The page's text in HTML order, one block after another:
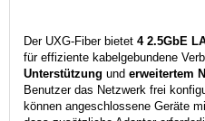
Der UXG-Fiber bietet 4 2.5GbE
für effiziente kabelgebundene
Unterstützung und erweitertem
Benutzer das Netzwerk frei
können angeschlossene Geräte